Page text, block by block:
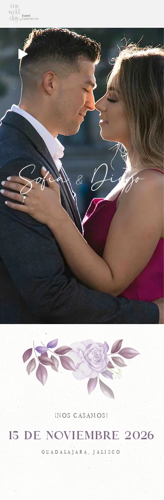
¡NOS CASAMOS!
15 DE NOVIEMBRE 2026
GUADALAJARA, JALISCO